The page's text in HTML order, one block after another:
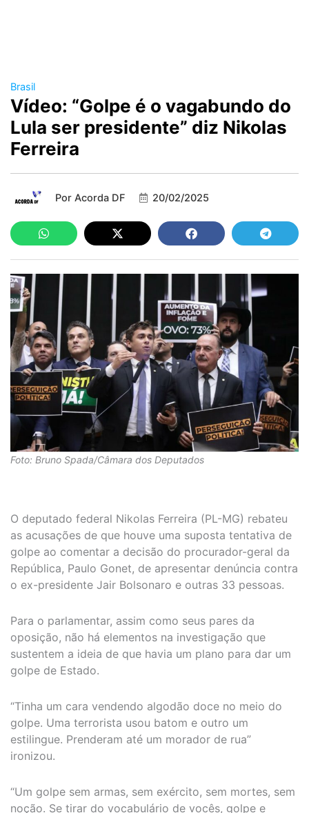
Brasil
Vídeo: “Golpe é o vagabundo do
Lula ser presidente” diz Nikolas
Ferreira
Por Acorda DF 20/02/2025
Foto: Bruno Spada/Câmara dos Deputados
O deputado federal Nikolas Ferreira (PL-MG) rebateu
as acusações de que houve uma suposta tentativa de
golpe ao comentar a decisão do procurador-geral da
República, Paulo Gonet, de apresentar denúncia contra
o ex-presidente Jair Bolsonaro e outras 33 pessoas.
Para o parlamentar, assim como seus pares da
oposição, não há elementos na investigação que
sustentem a ideia de que havia um plano para dar um
golpe de Estado.
“Tinha um cara vendendo algodão doce no meio do
golpe. Uma terrorista usou batom e outro um
estilingue. Prenderam até um morador de rua”
ironizou.
“Um golpe sem armas, sem exército, sem mortes, sem
noção. Se tirar do vocabulário de vocês, golpe e